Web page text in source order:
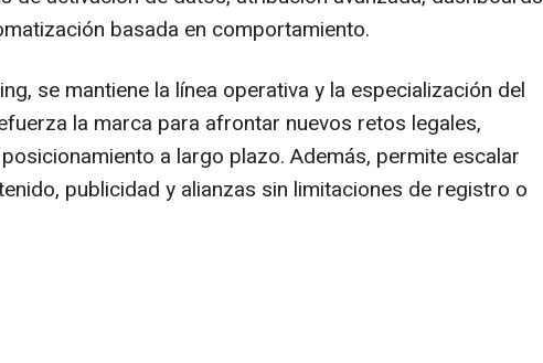
basada en comportamiento.
se mantiene la línea operativa y la especialización del
la marca para afrontar nuevos retos legales,
a largo plazo. Además, permite escalar
publicidad y alianzas sin limitaciones de registro o